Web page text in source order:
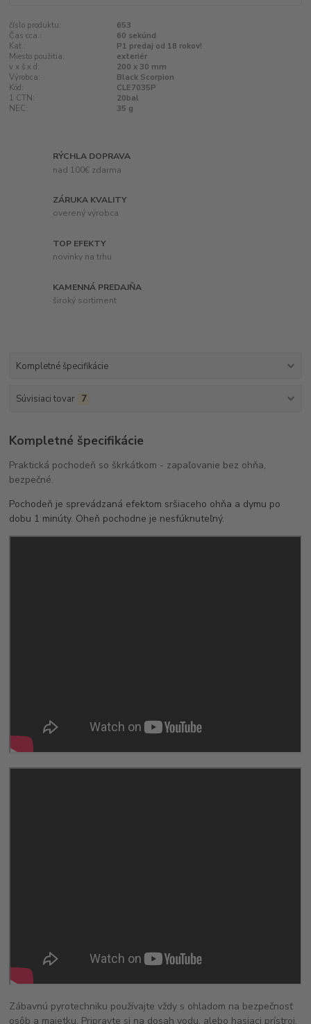
číslo produktu:
653
Čas cca.:
60 sekúnd
Kat.:
P1 predaj od 18 rokov!
Miesto použitia:
exteriér
v x š x d:
200 x 30 mm
Výrobca:
Black Scorpion
Kód:
CLE7035P
1 CTN:
20bal
NEC:
35 g
RÝCHLA DOPRAVA
nad 100€ zdarma
ZÁRUKA KVALITY
overený výrobca
TOP EFEKTY
novinky na trhu
KAMENNÁ PREDAJŇA
široký sortiment
Kompletné špecifikácie
Súvisiaci tovar 7
Kompletné špecifikácie
Praktická pochodeň so škrkátkom - zapaľovanie bez ohňa,
bezpečné.
Pochodeň je sprevádzaná efektom sršiaceho ohňa a dymu po
dobu 1 minúty. Oheň pochodne je nesfúknuteľný.
Zábavnú pyrotechniku používajte vždy s ohladom na bezpečnosť
osôb a majetku. Pripravte si na dosah vodu, alebo hasiaci prístroj.